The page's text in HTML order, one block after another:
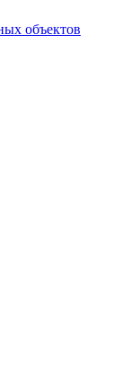
объектов